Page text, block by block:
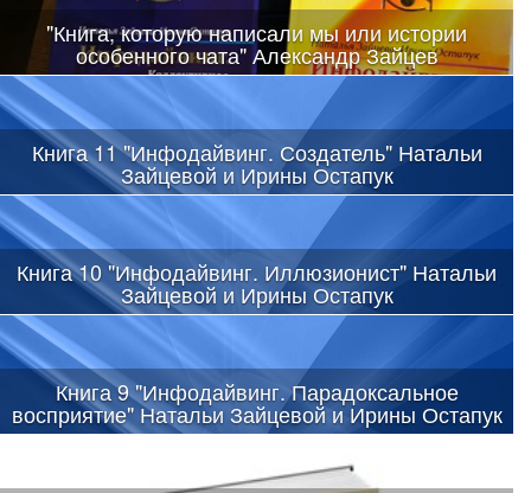
"Книга, которую написали мы или истории
особенного чата" Александр Зайцев
Книга 11 "Инфодайвинг. Создатель" Натальи
Зайцевой и Ирины Остапук
Книга 10 "Инфодайвинг. Иллюзионист" Натальи
Зайцевой и Ирины Остапук
Книга 9 "Инфодайвинг. Парадоксальное
восприятие" Натальи Зайцевой и Ирины Остапук